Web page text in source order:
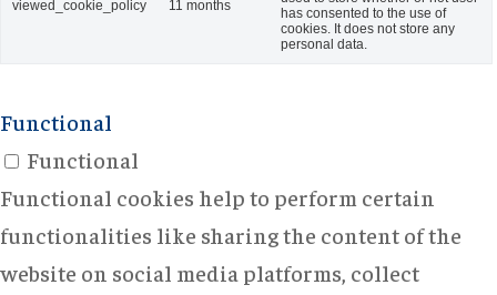
viewed_cookie_policy 11 months
has consented to the use of
cookies. It does not store any
personal data.
Functional
Functional
Functional cookies help to perform certain
functionalities like sharing the content of the
website on social media platforms, collect